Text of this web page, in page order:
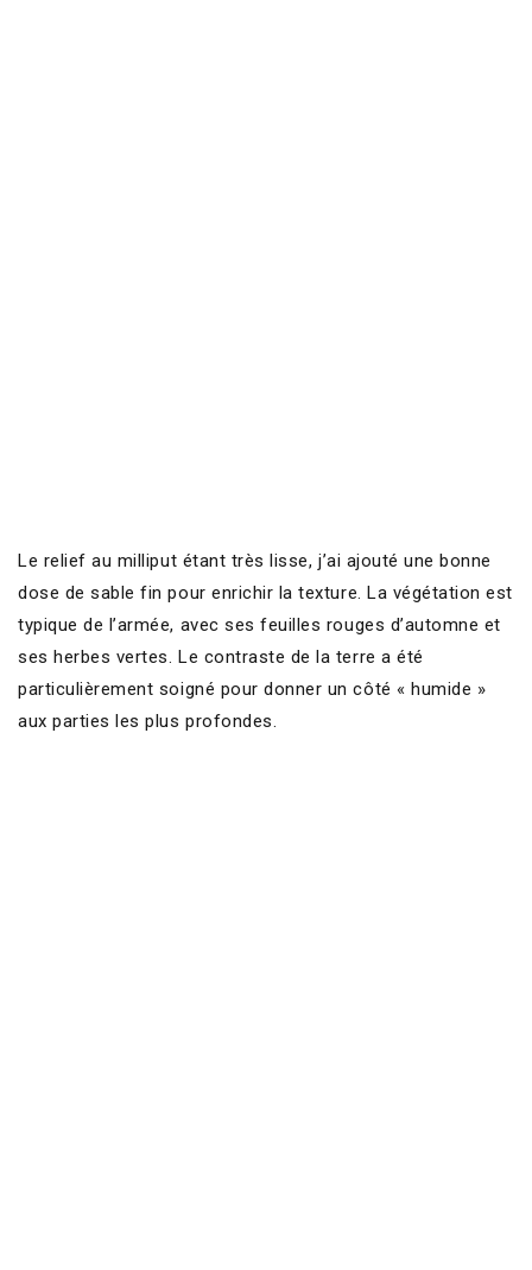
Le relief au milliput étant très lisse, j’ai ajouté une bonne
dose de sable fin pour enrichir la texture. La végétation est
typique de l’armée, avec ses feuilles rouges d’automne et
ses herbes vertes. Le contraste de la terre a été
particulièrement soigné pour donner un côté « humide »
aux parties les plus profondes.